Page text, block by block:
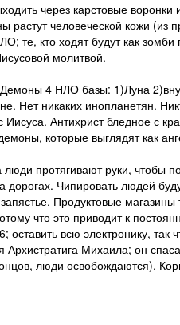
через карстовые воронки
человеческой кожи (из
те, кто ходят будут как зомби
молитвой.
4 НЛО базы: 1)Луна
Нет никаких инопланетян.
Антихрист бледное с
которые выглядят как
протягивают руки, чтобы
Чипировать людей
Продуктовые магазины
что это приводит к
всю электронику, так
Архистратига Михаила; он
люди освобождаются).